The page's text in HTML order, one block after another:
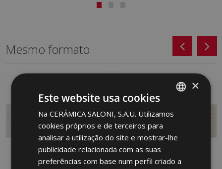
Mesmo formato
SPANISH
ENGLISH
GERMAN
×
Este website usa cookies
Na CERÁMICA SALONI, S.A.U. Utilizamos
cookies próprios e de terceiros para
analisar a utilização do site e mostrar-lhe
publicidade relacionada com as suas
preferências com base num perfil criado a